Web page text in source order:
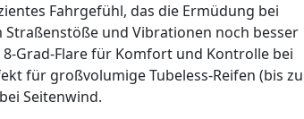
Fahrgefühl, das die Ermüdung bei
und Vibrationen noch besser
Grad-Flare für Komfort und Kontrolle bei
für großvolumige Tubeless-Reifen (bis zu
Seitenwind.